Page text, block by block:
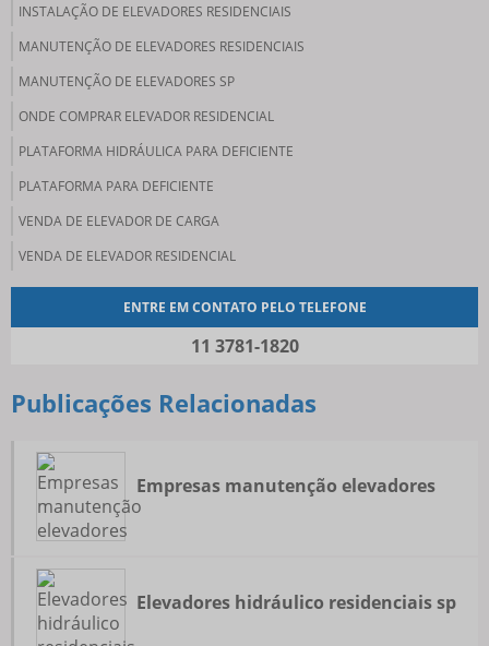
INSTALAÇÃO DE ELEVADORES RESIDENCIAIS
MANUTENÇÃO DE ELEVADORES RESIDENCIAIS
MANUTENÇÃO DE ELEVADORES SP
ONDE COMPRAR ELEVADOR RESIDENCIAL
PLATAFORMA HIDRÁULICA PARA DEFICIENTE
PLATAFORMA PARA DEFICIENTE
VENDA DE ELEVADOR DE CARGA
VENDA DE ELEVADOR RESIDENCIAL
ENTRE EM CONTATO PELO TELEFONE
11 3781-1820
Publicações Relacionadas
Empresas manutenção elevadores
Elevadores hidráulico residenciais sp